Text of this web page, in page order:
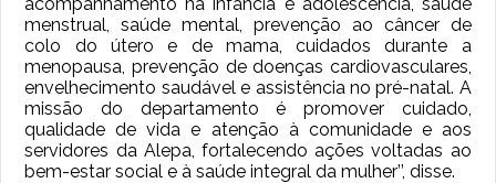
menstrual, saúde mental, prevenção ao câncer de
colo do útero e de mama, cuidados durante a
menopausa, prevenção de doenças cardiovasculares,
envelhecimento saudável e assistência no pré-natal. A
missão do departamento é promover cuidado,
qualidade de vida e atenção à comunidade e aos
servidores da Alepa, fortalecendo ações voltadas ao
bem-estar social e à saúde integral da mulher’’, disse.